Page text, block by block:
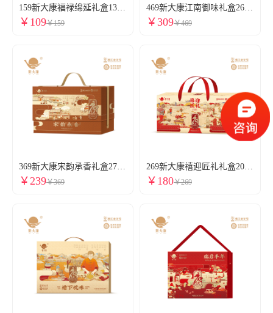
159新大康福禄绵延礼盒1380g酱鸭酱肉香肠火腿风味鱼干东坡肉叫花鸡酱货腊味大礼包礼盒春节送礼新大康官网团购
￥109￥159
469新大康江南御味礼盒2600g酱鸭酱肉香肠火腿风味鱼干东坡肉叫花鸡酱货腊味大礼包礼盒春节送礼新大康官方团购渠道
￥309￥469
369新大康宋韵承香礼盒2710g酱鸭酱肉香肠火腿风味鱼干东坡肉叫花鸡酱货腊味大礼包礼盒春节送礼新大康官网官方团购
￥239￥369
269新大康禧迎匠礼礼盒2030g酱鸭酱肉香肠火腿风味鱼干东坡肉叫花鸡酱货腊味大礼包礼盒春节送礼新大康旗舰店团购
￥180￥269